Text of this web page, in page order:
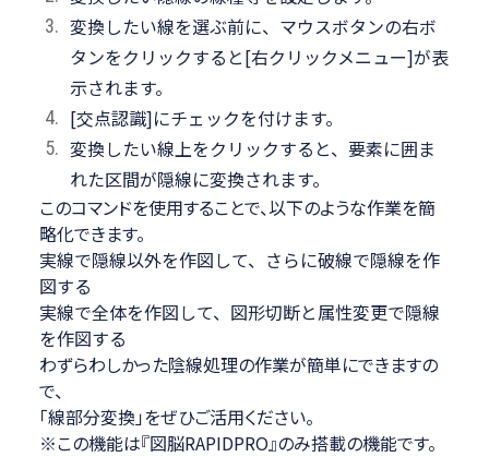
変換したい線を選ぶ前に、マウスボタンの右ボ
タンをクリックすると[右クリックメニュー]が表
示されます。
[交点認識]にチェックを付けます。
変換したい線上をクリックすると、要素に囲ま
れた区間が隠線に変換されます。
このコマンドを使用することで、以下のような作業を簡
略化できます。
実線で隠線以外を作図して、さらに破線で隠線を作
図する
実線で全体を作図して、図形切断と属性変更で隠線
を作図する
わずらわしかった陰線処理の作業が簡単にできますの
で、
「線部分変換」をぜひご活用ください。
※この機能は『図脳RAPIDPRO』のみ搭載の機能です。